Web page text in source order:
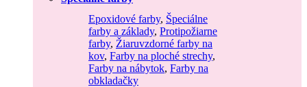
Epoxidové farby, Špeciálne
farby a základy, Protipožiarne
farby, Žiaruvzdorné farby na
kov, Farby na ploché strechy,
Farby na nábytok, Farby na
obkladačky